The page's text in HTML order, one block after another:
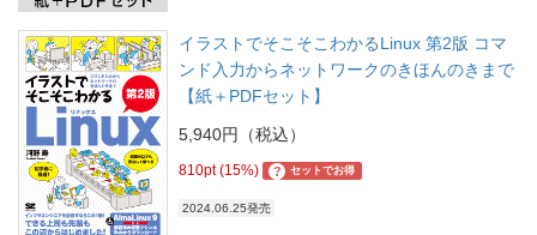
イラストでそこそこわかるLinux 第2版 コマ
ンド入力からネットワークのきほんのきまで
【紙＋PDFセット】
5,940円（税込）
810pt (15%) ? セットでお得
2024.06.25発売